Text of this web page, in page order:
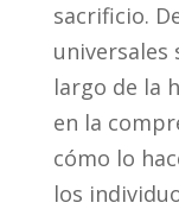
sacrificio.
universales
largo de la
en la
cómo lo
los